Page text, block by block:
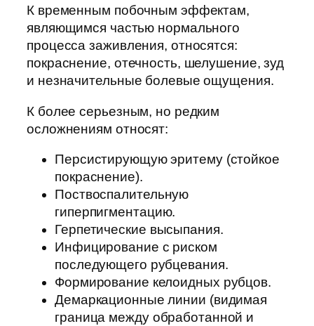
К временным побочным эффектам,
являющимся частью нормального
процесса заживления, относятся:
покраснение, отечность, шелушение, зуд
и незначительные болевые ощущения.
К более серьезным, но редким
осложнениям относят:
Персистирующую эритему (стойкое
покраснение).
Поствоспалительную
гиперпигментацию.
Герпетические высыпания.
Инфицирование с риском
последующего рубцевания.
Формирование келоидных рубцов.
Демаркационные линии (видимая
граница между обработанной и